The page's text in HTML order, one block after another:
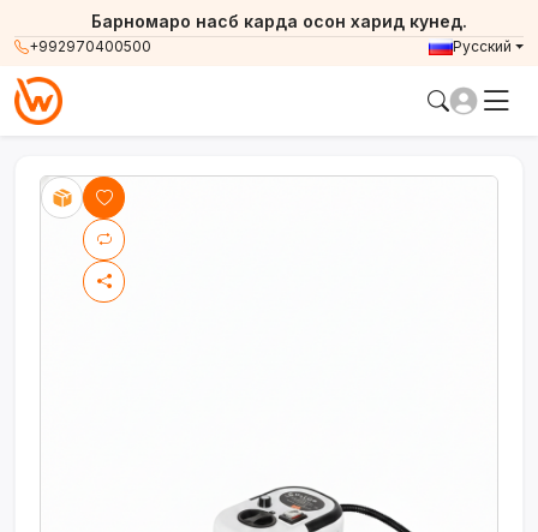
+992970400500
Барномаро насб карда осон харид кунед.
Русский